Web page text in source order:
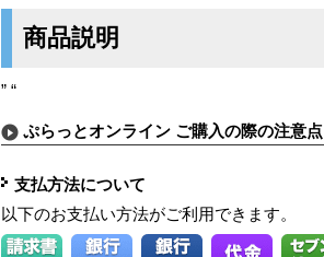
商品説明
” “
ぷらっとオンライン ご購入の際の注意点
支払方法について
以下のお支払い方法がご利用できます。